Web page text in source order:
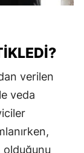
verilen
veda
olduğunu